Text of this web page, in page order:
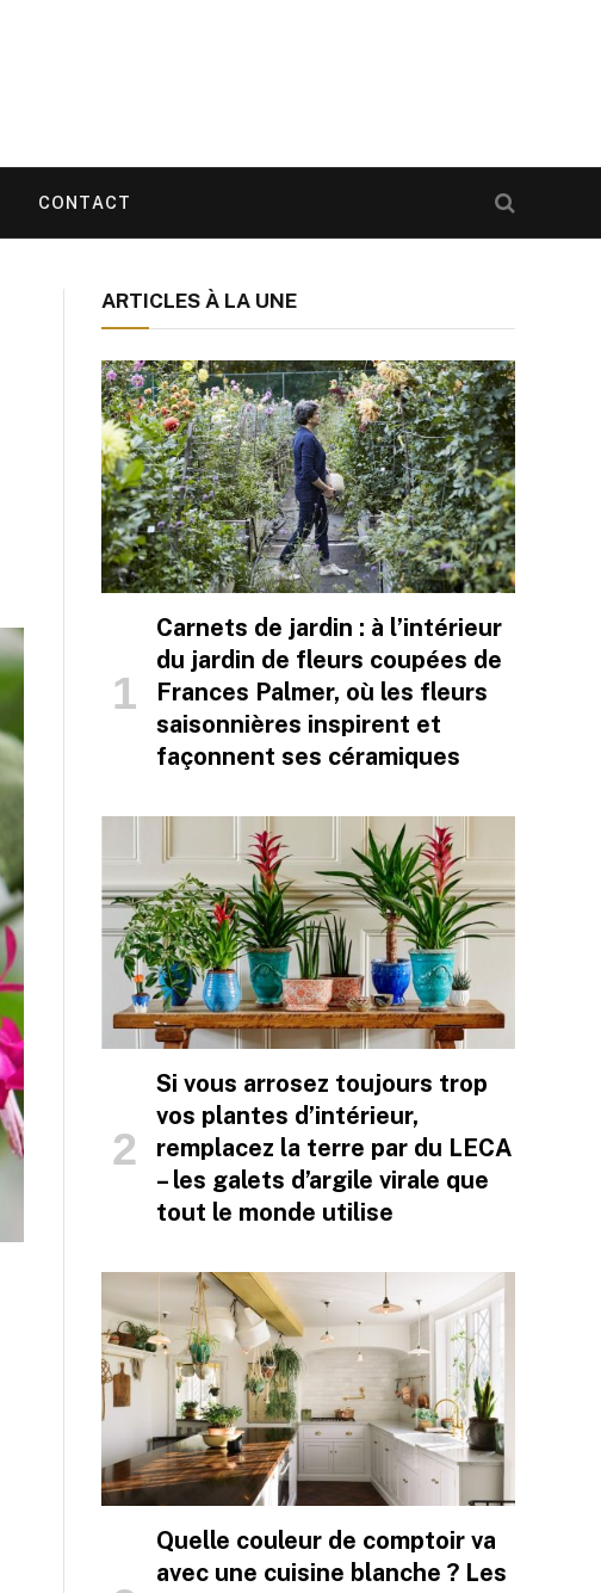
CONTACT
ARTICLES À LA UNE
Carnets de jardin : à l’intérieur
du jardin de fleurs coupées de
Frances Palmer, où les fleurs
saisonnières inspirent et
façonnent ses céramiques
Si vous arrosez toujours trop
vos plantes d’intérieur,
remplacez la terre par du LECA
– les galets d’argile virale que
tout le monde utilise
Quelle couleur de comptoir va
avec une cuisine blanche ? Les